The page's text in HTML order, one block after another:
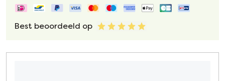
Best beoordeeld op